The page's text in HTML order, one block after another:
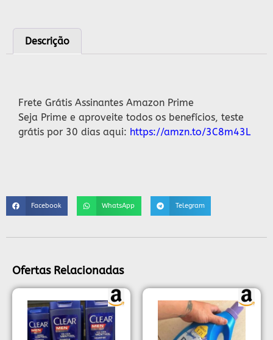
Descrição
Frete Grátis Assinantes Amazon Prime
Seja Prime e aproveite todos os benefícios, teste
grátis por 30 dias aqui: https://amzn.to/3C8m43L
Facebook WhatsApp Telegram
Ofertas Relacionadas